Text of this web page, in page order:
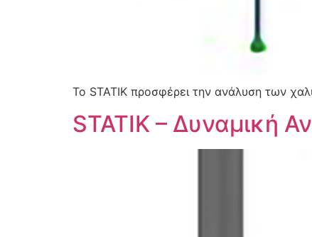
Το STATIK προσφέρει την ανάλυση των
STATIK – Δυναμική